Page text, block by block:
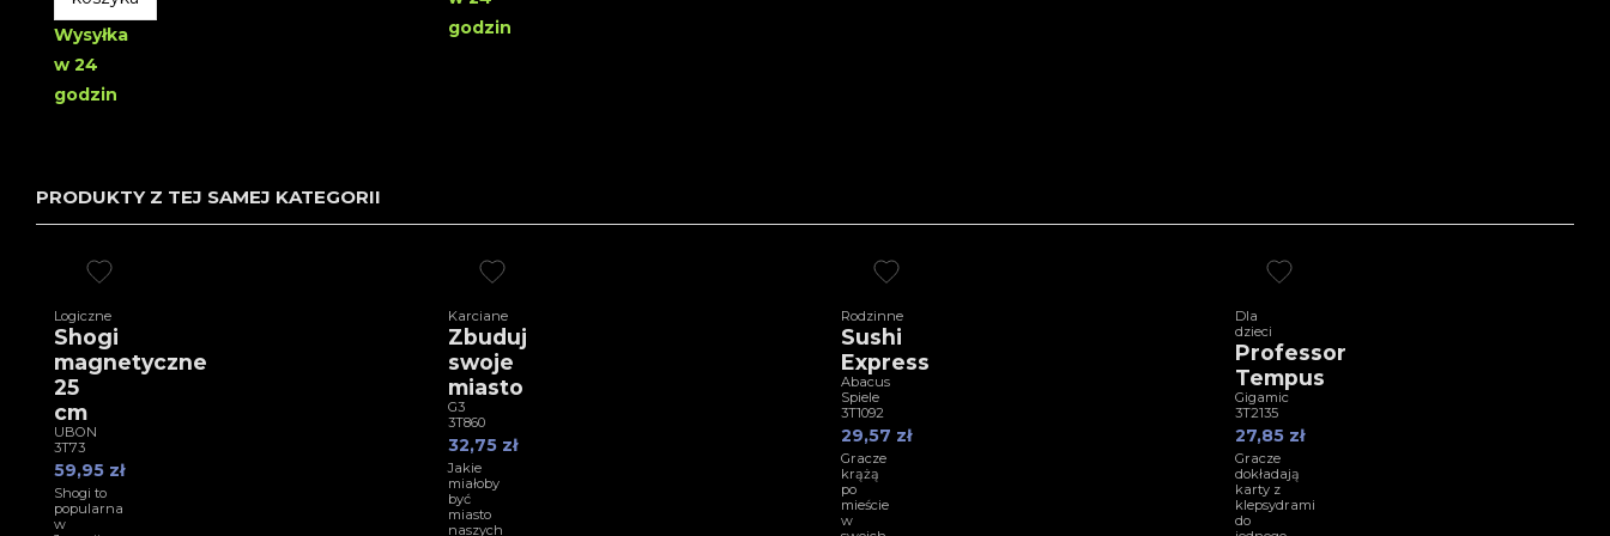
Wysyłka
w 24
godzin
godzin
PRODUKTY Z TEJ SAMEJ KATEGORII
Logiczne
Shogi
magnetyczne
25
cm
UBON
3T73
59,95 zł
Shogi to
popularna
w
Karciane
Zbuduj
swoje
miasto
G3
3T860
32,75 zł
Jakie
miałoby
być
miasto
naszych
Rodzinne
Sushi
Express
Abacus
Spiele
3T1092
29,57 zł
Gracze
krążą
po
mieście
w
Dla
dzieci
Professor
Tempus
Gigamic
3T2135
27,85 zł
Gracze
dokładają
karty z
klepsydrami
do